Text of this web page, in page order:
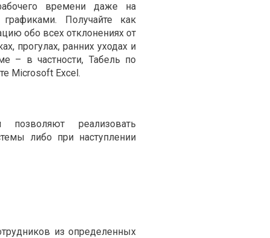
времени даже на
Получайте как
обо всех отклонениях от
прогулах, ранних уходах и
– в частности, Табель по
Microsoft Excel.
позволяют реализовать
либо при наступлении
из определенных